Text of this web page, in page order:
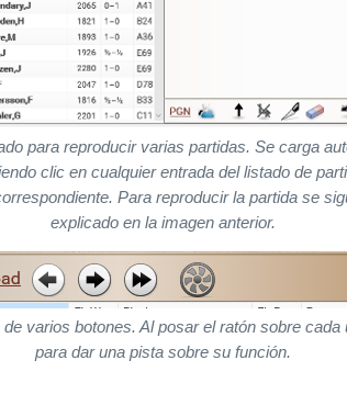
para reproducir varias partidas. Se carga
clic en cualquier entrada del listado de
Para reproducir la partida se
explicado en la imagen anterior.
varios botones. Al posar el ratón sobre
para dar una pista sobre su función.